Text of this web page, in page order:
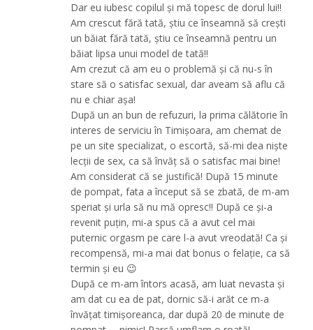
Dar eu iubesc copilul și mă topesc de dorul lui!!
Am crescut fără tată, știu ce înseamnă să crești
un băiat fără tată, știu ce înseamnă pentru un
băiat lipsa unui model de tată!!
Am crezut că am eu o problemă și că nu-s în
stare să o satisfac sexual, dar aveam să aflu că
nu e chiar așa!
După un an bun de refuzuri, la prima călătorie în
interes de serviciu în Timișoara, am chemat de
pe un site specializat, o escortă, să-mi dea niște
lecții de sex, ca să învăț să o satisfac mai bine!
Am considerat că se justifică! După 15 minute
de pompat, fata a început să se zbată, de m-am
speriat și urla să nu mă opresc!! După ce și-a
revenit puțin, mi-a spus că a avut cel mai
puternic orgasm pe care l-a avut vreodată! Ca și
recompensă, mi-a mai dat bonus o felație, ca să
termin și eu 😉
După ce m-am întors acasă, am luat nevasta și
am dat cu ea de pat, dornic să-i arăt ce m-a
învățat timișoreanca, dar după 20 de minute de